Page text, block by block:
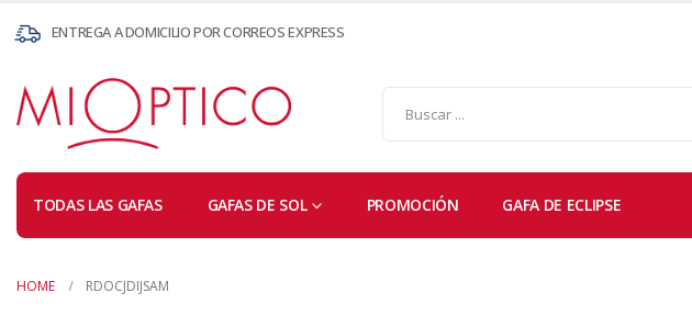
ENTREGA A DOMICILIO POR CORREOS EXPRESS
TODAS LAS GAFAS GAFAS DE SOL PROMOCIÓN GAFA DE ECLIPSE
HOME RDOCJDIJSAM